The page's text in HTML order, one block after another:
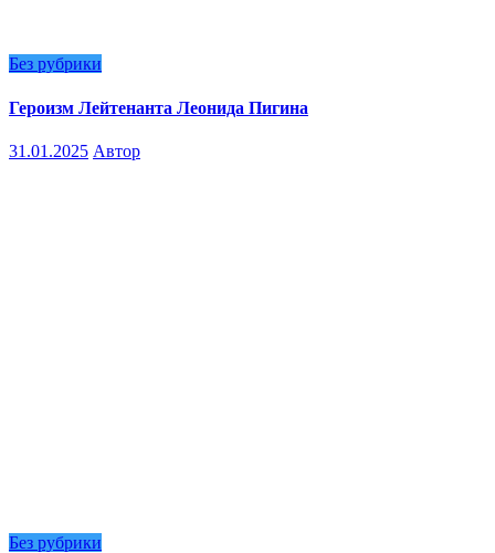
Без рубрики
Героизм Лейтенанта Леонида Пигина
31.01.2025 Автор
Без рубрики